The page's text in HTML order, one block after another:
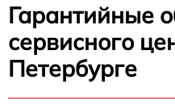
Гарантийные
сервисного
Петербурге